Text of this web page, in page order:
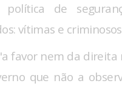
de
vítimas e
favor nem da
que não a